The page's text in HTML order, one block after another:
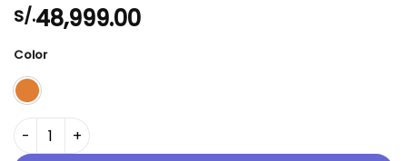
S/.48,999.00
Color
KTM 350 EXC-F 22 cantidad